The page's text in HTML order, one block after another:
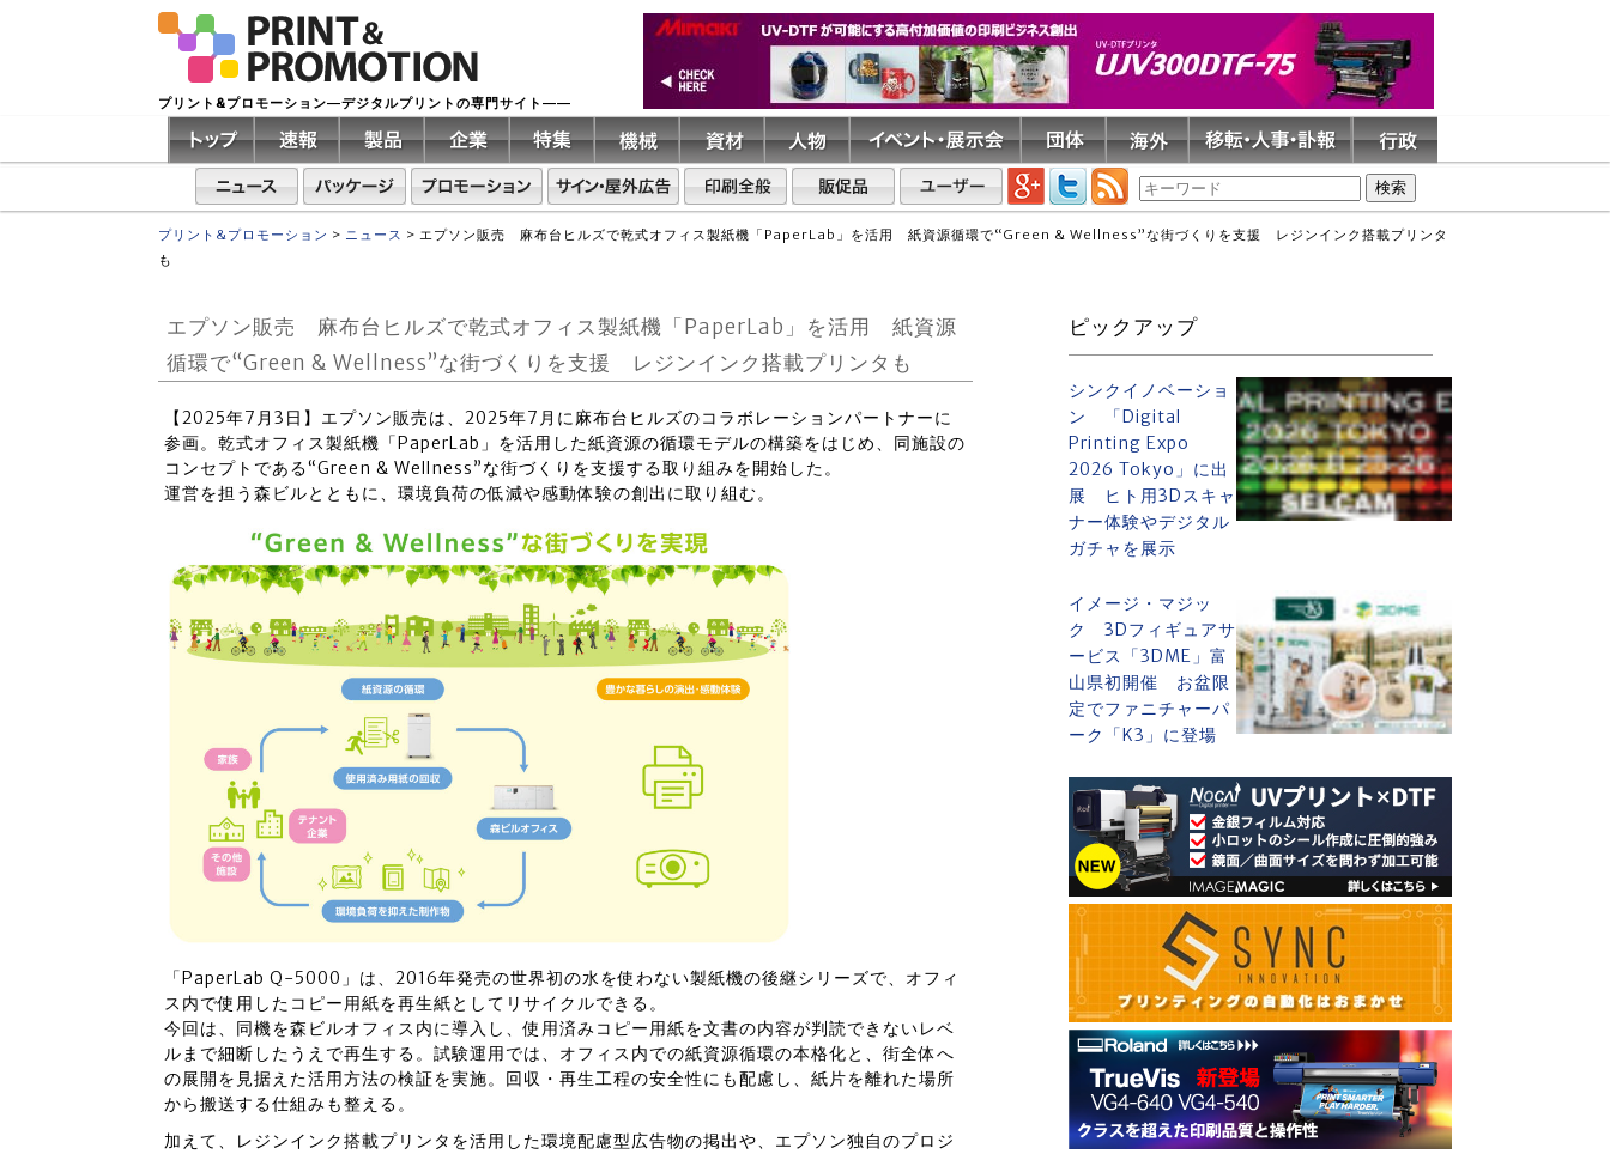
プリント&プロモーション―デジタルプリントの専門サイト――
プリント&プロモーション > ニュース > エプソン販売 麻布台ヒルズで乾式オフィス製紙機「PaperLab」を活用 紙資源循環で“Green & Wellness”な街づくりを支援 レジンインク搭載プリンタ
も
エプソン販売 麻布台ヒルズで乾式オフィス製紙機「PaperLab」を活用 紙資源
循環で“Green & Wellness”な街づくりを支援 レジンインク搭載プリンタも
【2025年7月3日】エプソン販売は、2025年7月に麻布台ヒルズのコラボレーションパートナーに
参画。乾式オフィス製紙機「PaperLab」を活用した紙資源の循環モデルの構築をはじめ、同施設の
コンセプトである“Green & Wellness”な街づくりを支援する取り組みを開始した。
運営を担う森ビルとともに、環境負荷の低減や感動体験の創出に取り組む。
「PaperLab Q-5000」は、2016年発売の世界初の水を使わない製紙機の後継シリーズで、オフィ
ス内で使用したコピー用紙を再生紙としてリサイクルできる。
今回は、同機を森ビルオフィス内に導入し、使用済みコピー用紙を文書の内容が判読できないレベ
ルまで細断したうえで再生する。試験運用では、オフィス内での紙資源循環の本格化と、街全体へ
の展開を見据えた活用方法の検証を実施。回収・再生工程の安全性にも配慮し、紙片を離れた場所
から搬送する仕組みも整える。
加えて、レジンインク搭載プリンタを活用した環境配慮型広告物の掲出や、エプソン独自のプロジ
ピックアップ
シンクイノベーショ
ン 「Digital
Printing Expo
2026 Tokyo」に出
展 ヒト用3Dスキャ
ナー体験やデジタル
ガチャを展示
イメージ・マジッ
ク 3Dフィギュアサ
ービス「3DME」富
山県初開催 お盆限
定でファニチャーパ
ーク「K3」に登場